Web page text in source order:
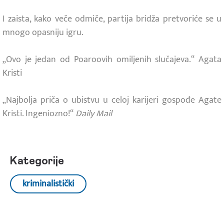
I zaista, kako veče odmiče, partija bridža pretvoriće se u
mnogo opasniju igru.
„Ovo je jedan od Poaroovih omiljenih slučajeva.“ Agata
Kristi
„Najbolja priča o ubistvu u celoj karijeri gospođe Agate
Kristi. Ingeniozno!“Daily Mail
Kategorije
kriminalistički